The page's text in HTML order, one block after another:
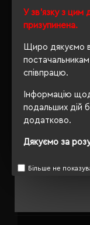
У зв'язку з цим
призупинена.
Щиро дякуємо
постачальникам
співпрацю.
Інформацію
подальших дій
додатково.
Дякуємо за
Більше не